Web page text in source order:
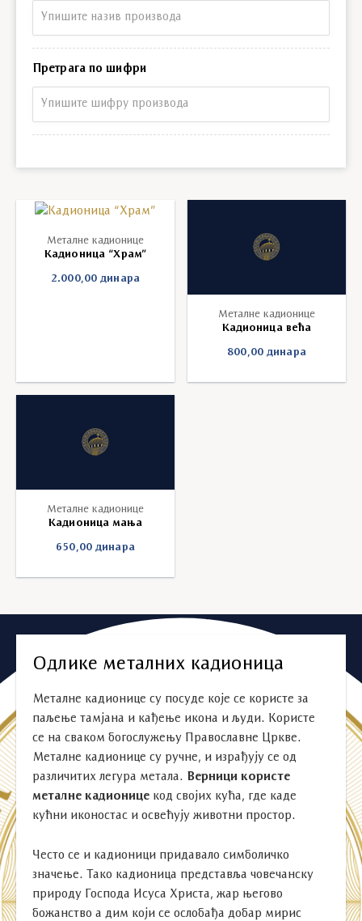
Претрага по називу
Претрага по шифри
Претрага по шифри
Металне кадионице
Кадионица “Храм”
2.000,00динара
Металне кадионице
Кадионица већа
800,00динара
Металне кадионице
Кадионица мања
650,00динара
Одлике металних кадионица
Металне кадионице су посуде које се користе за
паљење тамјана и кађење икона и људи. Користе
се на сваком богослужењу Православне Цркве.
Металне кадионице су ручне, и израђују се од
различитих легура метала. Верници користе
металне кадионице код својих кућа, где каде
кућни иконостас и освећују животни простор.
Често се и кадионици придавало симболичко
значење. Тако кадионица представља човечанску
природу Господа Исуса Христа, жар његово
божанство а дим који се ослобађа добар мирис